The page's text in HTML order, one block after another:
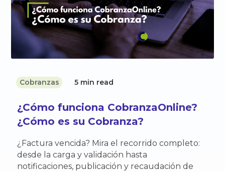
Cobranzas 5 min read
¿Cómo funciona CobranzaOnline?
¿Cómo es su Cobranza?
¿Factura vencida? Mira el recorrido completo:
desde la carga y validación hasta
notificaciones, publicación y recaudación de